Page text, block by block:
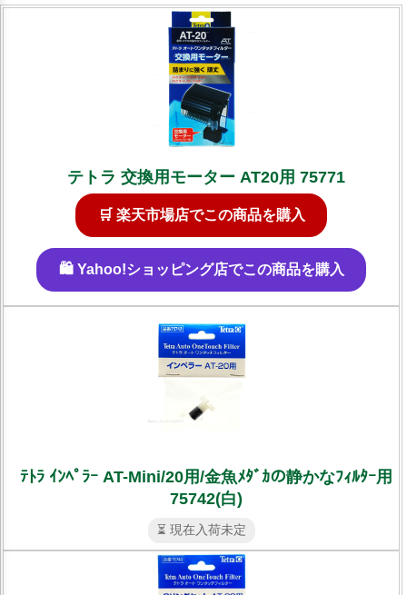
テトラ 交換用モーター AT20用 75771
🛒 楽天市場店でこの商品を購入
🛍️ Yahoo!ショッピング店でこの商品を購入
ﾃﾄﾗ ｲﾝﾍﾟﾗｰ AT-Mini/20用/金魚ﾒﾀﾞｶの静かなﾌｨﾙﾀｰ用
75742(白)
⏳ 現在入荷未定